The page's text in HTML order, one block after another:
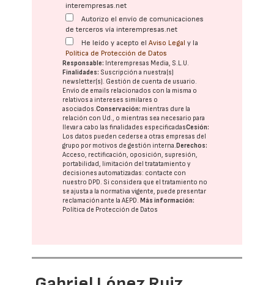
interempresas.net
Autorizo el envío de comunicaciones
de terceros vía interempresas.net
He leído y acepto elAviso Legal y la
Política de Protección de Datos
Responsable: Interempresas Media, S.L.U.
Finalidades: Suscripción a nuestra(s)
newsletter(s). Gestión de cuenta de usuario.
Envío de emails relacionados con la misma o
relativos a intereses similares o
asociados.Conservación: mientras dure la
relación con Ud., o mientras sea necesario para
llevar a cabo las finalidades especificadasCesión:
Los datos pueden cederse a otras empresas del
grupo por motivos de gestión interna. Derechos:
Acceso, rectificación, oposición, supresión,
portabilidad, limitación del tratatamiento y
decisiones automatizadas: contacte con
nuestro DPD. Si considera que el tratamiento no
se ajusta a la normativa vigente, puede presentar
reclamación ante laAEPD. Más información:
Política de Protección de Datos